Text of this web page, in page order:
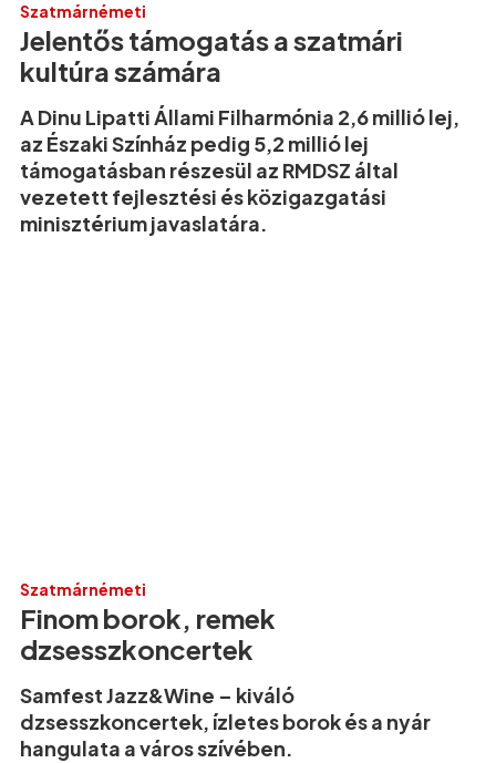
Szatmárnémeti
Jelentős támogatás a szatmári
kultúra számára
A Dinu Lipatti Állami Filharmónia 2,6 millió lej,
az Északi Színház pedig 5,2 millió lej
támogatásban részesül az RMDSZ által
vezetett fejlesztési és közigazgatási
minisztérium javaslatára.
Szatmárnémeti
Finom borok, remek
dzsesszkoncertek
Samfest Jazz&Wine – kiváló
dzsesszkoncertek, ízletes borok és a nyár
hangulata a város szívében.